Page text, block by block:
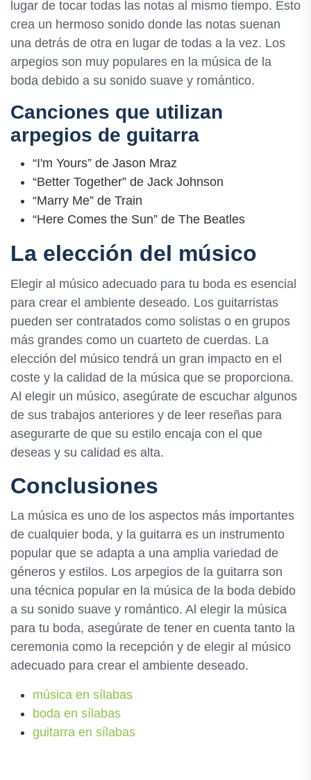
lugar de tocar todas las notas al mismo tiempo. Esto
crea un hermoso sonido donde las notas suenan
una detrás de otra en lugar de todas a la vez. Los
arpegios son muy populares en la música de la
boda debido a su sonido suave y romántico.
Canciones que utilizan
arpegios de guitarra
“I'm Yours” de Jason Mraz
“Better Together” de Jack Johnson
“Marry Me” de Train
“Here Comes the Sun” de The Beatles
La elección del músico
Elegir al músico adecuado para tu boda es esencial
para crear el ambiente deseado. Los guitarristas
pueden ser contratados como solistas o en grupos
más grandes como un cuarteto de cuerdas. La
elección del músico tendrá un gran impacto en el
coste y la calidad de la música que se proporciona.
Al elegir un músico, asegúrate de escuchar algunos
de sus trabajos anteriores y de leer reseñas para
asegurarte de que su estilo encaja con el que
deseas y su calidad es alta.
Conclusiones
La música es uno de los aspectos más importantes
de cualquier boda, y la guitarra es un instrumento
popular que se adapta a una amplia variedad de
géneros y estilos. Los arpegios de la guitarra son
una técnica popular en la música de la boda debido
a su sonido suave y romántico. Al elegir la música
para tu boda, asegúrate de tener en cuenta tanto la
ceremonia como la recepción y de elegir al músico
adecuado para crear el ambiente deseado.
música en sílabas
boda en sílabas
guitarra en sílabas